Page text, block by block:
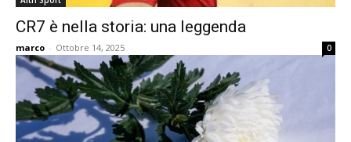
CR7 è nella storia: una leggenda
marco - Ottobre 14, 2025 0